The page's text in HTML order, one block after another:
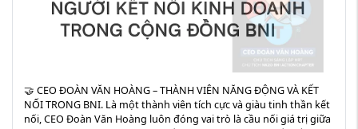
🤝 CEO ĐOÀN VĂN HOÀNG – THÀNH VIÊN NĂNG ĐỘNG VÀ KẾT
NỐI TRONG BNI. Là một thành viên tích cực và giàu tinh thần kết
nối, CEO Đoàn Văn Hoàng luôn đóng vai trò là cầu nối giá trị giữa